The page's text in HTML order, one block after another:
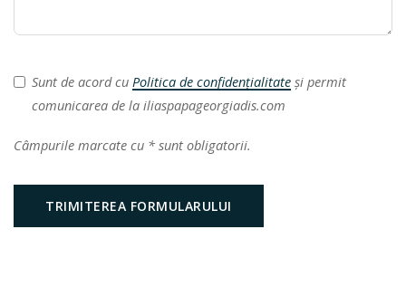
Sunt de acord cu Politica de confidențialitate și permit
comunicarea de la iliaspapageorgiadis.com
Câmpurile marcate cu * sunt obligatorii.
TRIMITEREA FORMULARULUI